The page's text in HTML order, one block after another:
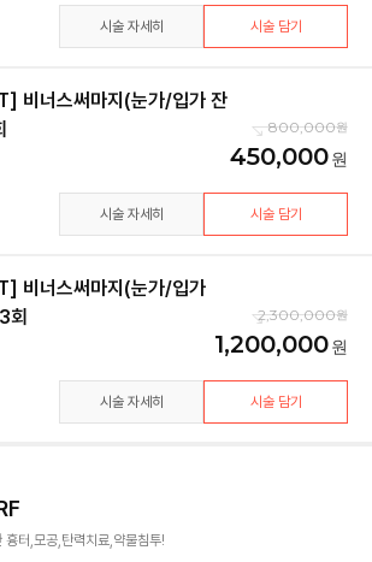
시술 자세히 시술 담기
비너스써마지(눈가/입가 잔
800,000
450,000
시술 자세히 시술 담기
비너스써마지(눈가/입가
회
2,300,000
1,200,000
시술 자세히 시술 담기
터,모공,탄력치료,약물침투!